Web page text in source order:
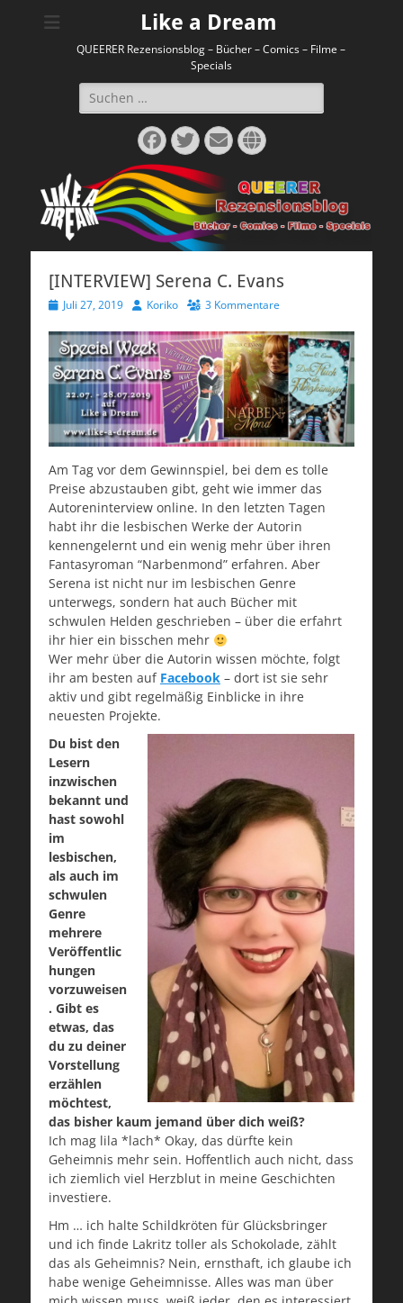
Like a Dream
QUEERER Rezensionsblog – Bücher – Comics – Filme –
Specials
Suchen
nach:
Facebook
Twitter
E-
Mail
Website
[INTERVIEW] Serena C. Evans
Veröffentlicht
Juli 27, 2019 AutorKoriko 3 Kommentare
Am Tag vor dem Gewinnspiel, bei dem es tolle
Preise abzustauben gibt, geht wie immer das
Autoreninterview online. In den letzten Tagen
habt ihr die lesbischen Werke der Autorin
kennengelernt und ein wenig mehr über ihren
Fantasyroman “Narbenmond” erfahren. Aber
Serena ist nicht nur im lesbischen Genre
unterwegs, sondern hat auch Bücher mit
schwulen Helden geschrieben – über die erfahrt
ihr hier ein bisschen mehr
Wer mehr über die Autorin wissen möchte, folgt
ihr am besten auf Facebook – dort ist sie sehr
aktiv und gibt regelmäßig Einblicke in ihre
neuesten Projekte.
Du bist den
Lesern
inzwischen
bekannt und
hast sowohl
im
lesbischen,
als auch im
schwulen
Genre
mehrere
Veröffentlic
hungen
vorzuweisen
. Gibt es
etwas, das
du zu deiner
Vorstellung
erzählen
möchtest,
das bisher kaum jemand über dich weiß?
Ich mag lila *lach* Okay, das dürfte kein
Geheimnis mehr sein. Hoffentlich auch nicht, dass
ich ziemlich viel Herzblut in meine Geschichten
investiere.
Hm … ich halte Schildkröten für Glücksbringer
und ich finde Lakritz toller als Schokolade, zählt
das als Geheimnis? Nein, ernsthaft, ich glaube ich
habe wenige Geheimnisse. Alles was man über